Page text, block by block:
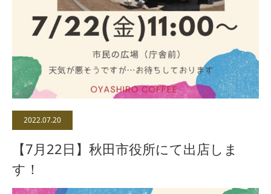
2022.07.20
【7月22日】秋田市役所にて出店しま
す！